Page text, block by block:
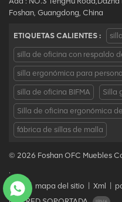
Foshan, Guangdong, China
ETIQUETAS CALIENTES :
silla de oficina con respaldo
silla ergonómica para personal
silla de oficina BIFMA Silla
Silla de oficina ergonómica
fábrica de sillas de malla
© 2026 Foshan OFC Muebles
.
Blog
| mapa del sitio Xml